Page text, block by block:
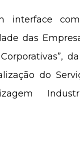
interface
das
da
do